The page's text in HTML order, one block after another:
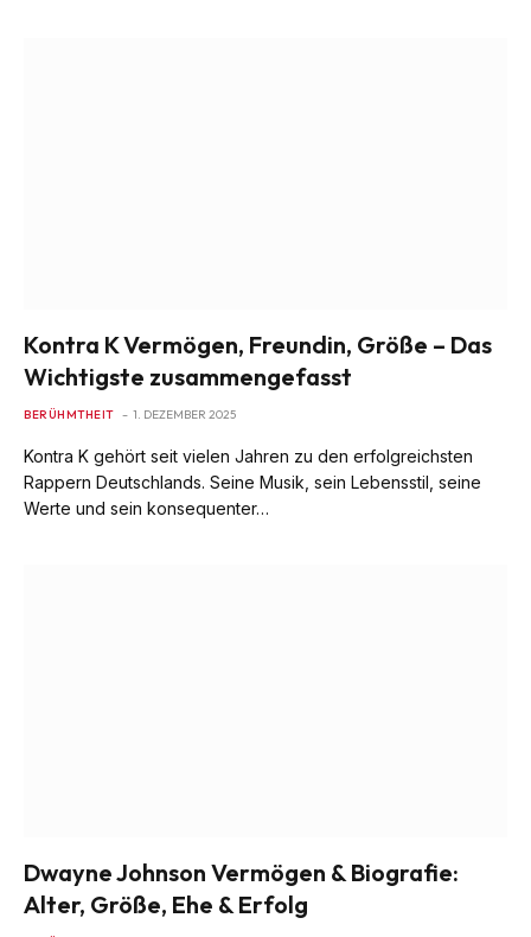
Kontra K Vermögen, Freundin, Größe – Das
Wichtigste zusammengefasst
BERÜHMTHEIT 1. DEZEMBER 2025
Kontra K gehört seit vielen Jahren zu den erfolgreichsten
Rappern Deutschlands. Seine Musik, sein Lebensstil, seine
Werte und sein konsequenter…
Dwayne Johnson Vermögen & Biografie:
Alter, Größe, Ehe & Erfolg